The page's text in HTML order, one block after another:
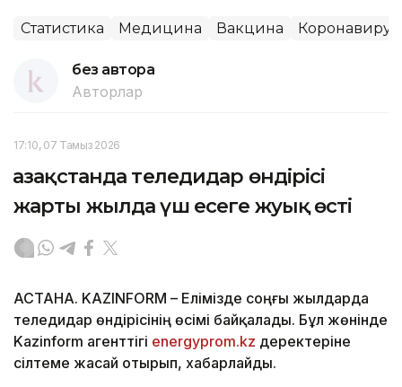
Статистика Медицина Вакцина Коронавирус
без автора
Авторлар
17:10, 07 Тамыз 2026
Қазақстанда теледидар өндірісі
жарты жылда үш есеге жуық өсті
АСТАНА. KAZINFORM – Елімізде соңғы жылдарда
теледидар өндірісінің өсімі байқалады. Бұл жөнінде
Kazinform агенттігі energyprom.kz деректеріне
сілтеме жасай отырып, хабарлайды.